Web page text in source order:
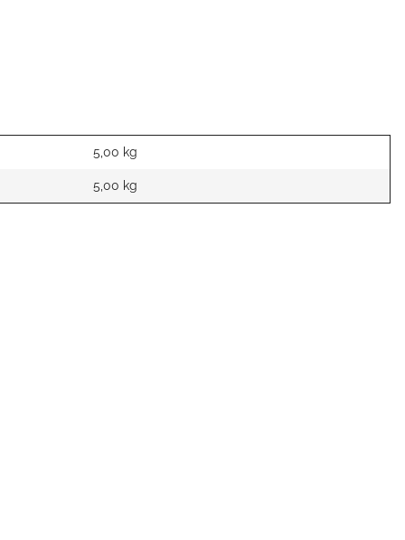
5,00 kg
5,00 kg